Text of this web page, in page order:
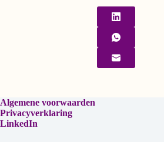
Algemene voorwaarden
Privacyverklaring
LinkedIn